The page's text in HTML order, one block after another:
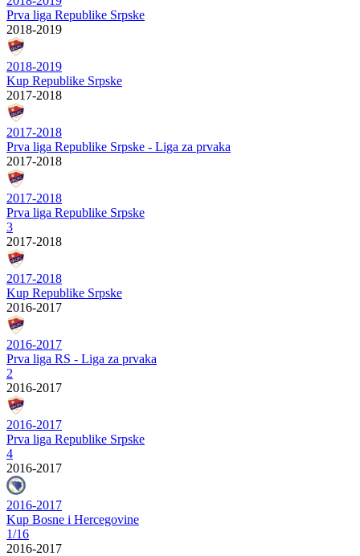
Prva liga Republike Srpske
2018-2019
2018-2019
Kup Republike Srpske
2017-2018
2017-2018
Prva liga Republike Srpske - Liga za prvaka
2017-2018
2017-2018
Prva liga Republike Srpske
3
2017-2018
2017-2018
Kup Republike Srpske
2016-2017
2016-2017
Prva liga RS - Liga za prvaka
2
2016-2017
2016-2017
Prva liga Republike Srpske
4
2016-2017
2016-2017
Kup Bosne i Hercegovine
1/16
2016-2017